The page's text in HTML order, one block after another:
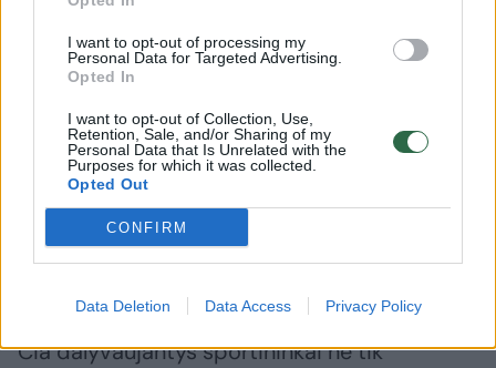
I want to opt-out of processing my
Personal Data for Targeted Advertising.
Opted In
I want to opt-out of Collection, Use,
Retention, Sale, and/or Sharing of my
Personal Data that Is Unrelated with the
Purposes for which it was collected.
Opted Out
CONFIRM
Data Deletion Data Access Privacy Policy
FINA plaukimo Čempionų serijoje varžosi tik
vardinius kvietimus gavę pasaulio ir
olimpiniai čempionai bei prizininkai, pasaulio
rekordininkai ir kiti geriausi FINA pasaulinio
Čia dalyvaujantys sportininkai ne tik